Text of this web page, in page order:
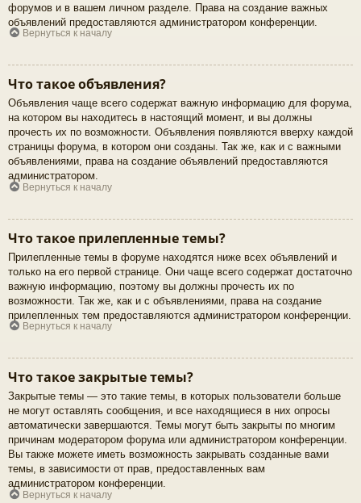
форумов и в вашем личном разделе. Права на создание важных
объявлений предоставляются администратором конференции.
Вернуться к началу
Что такое объявления?
Объявления чаще всего содержат важную информацию для форума,
на котором вы находитесь в настоящий момент, и вы должны
прочесть их по возможности. Объявления появляются вверху каждой
страницы форума, в котором они созданы. Так же, как и с важными
объявлениями, права на создание объявлений предоставляются
администратором.
Вернуться к началу
Что такое прилепленные темы?
Прилепленные темы в форуме находятся ниже всех объявлений и
только на его первой странице. Они чаще всего содержат достаточно
важную информацию, поэтому вы должны прочесть их по
возможности. Так же, как и с объявлениями, права на создание
прилепленных тем предоставляются администратором конференции.
Вернуться к началу
Что такое закрытые темы?
Закрытые темы — это такие темы, в которых пользователи больше
не могут оставлять сообщения, и все находящиеся в них опросы
автоматически завершаются. Темы могут быть закрыты по многим
причинам модератором форума или администратором конференции.
Вы также можете иметь возможность закрывать созданные вами
темы, в зависимости от прав, предоставленных вам
администратором конференции.
Вернуться к началу